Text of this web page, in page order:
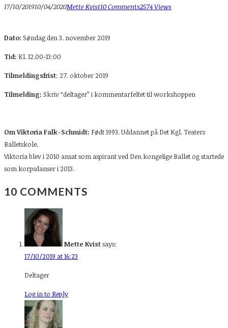
17/10/201910/04/2020Mette Kvist10 Comments2574 Views
Dato: Søndag den 3. november 2019
Tid: Kl. 12.00-13:00
Tilmeldingsfrist: 27. oktober 2019
Tilmelding: Skriv “deltager” i kommentarfeltet til workshoppen
Om Viktoria Falk-Schmidt: Født 1993. Uddannet på Det Kgl. Teaters
Balletskole.
Viktoria blev i 2010 ansat som aspirant ved Den kongelige Ballet og startede
som korpsdanser i 2013.
10 COMMENTS
Mette Kvistsays:
17/10/2019 at 16:23
Deltager
Log in to Reply